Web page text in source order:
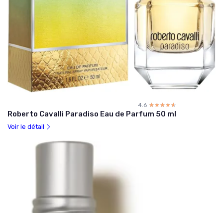
4.6 ☆☆☆☆☆
★★★★★
Roberto Cavalli Paradiso Eau de Parfum 50 ml
Voir le détail